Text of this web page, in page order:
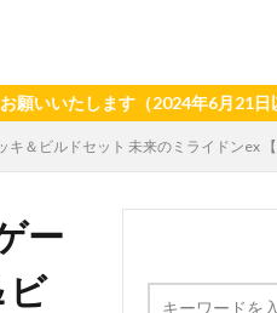
ます（2024年6月21日以降、旧
＆ビルドセット 未来のミライドンex 【
ー
ビ